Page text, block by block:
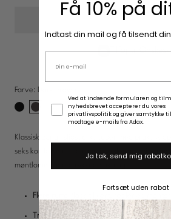
Tilføj til
Farve:
BlackDark
Klassisk pung i slidstærkt læder med praktisk
seks kortlommer, to rum til sedler og
møntlomme med trykknaplukning.
Flere rum:
Trykknaplukket møntlomme:Sikker
Få 10% på
Indtast din mail og få tilsendt
Email adresse
SamtykkeVed at indsende formularen og
nyhedsbrevet accepterer du vores
privatlivspolitik og giver samtykke til at
modtage e-mails fra Adax.
Ja tak, send mig
Fortsæt uden rabat